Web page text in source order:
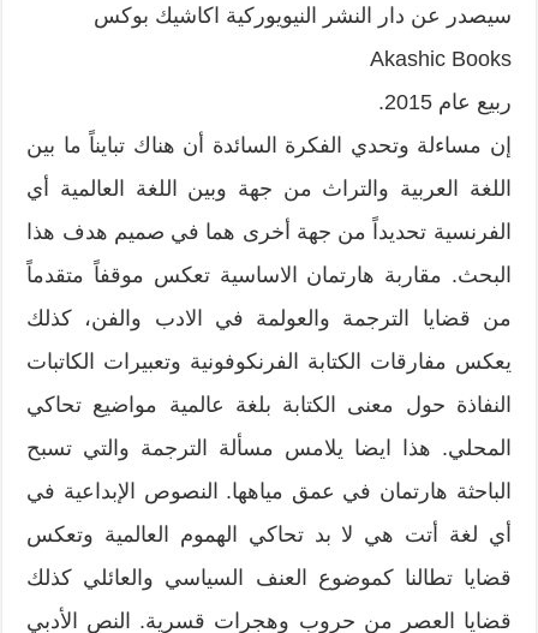
سيصدر عن دار النشر النيويوركية اكاشيك بوكس
Akashic Books
ربيع عام 2015.
إن مساءلة وتحدي الفكرة السائدة أن هناك تبايناً ما بين
اللغة العربية والتراث من جهة وبين اللغة العالمية أي
الفرنسية تحديداً من جهة أخرى هما في صميم هدف هذا
البحث. مقاربة هارتمان الاساسية تعكس موقفاً متقدماً
من قضايا الترجمة والعولمة في الادب والفن، كذلك
يعكس مفارقات الكتابة الفرنكوفونية وتعبيرات الكاتبات
النفاذة حول معنى الكتابة بلغة عالمية مواضيع تحاكي
المحلي. هذا ايضا يلامس مسألة الترجمة والتي تسبح
الباحثة هارتمان في عمق مياهها. النصوص الإبداعية في
أي لغة أتت هي لا بد تحاكي الهموم العالمية وتعكس
قضايا تطالنا كموضوع العنف السياسي والعائلي كذلك
قضايا العصر من حروب وهجرات قسرية. النص الأدبي